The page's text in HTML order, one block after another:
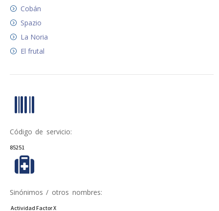
Cobán
Spazio
La Noria
El frutal
Código de servicio:
85251
Sinónimos / otros nombres:
Actividad Factor X